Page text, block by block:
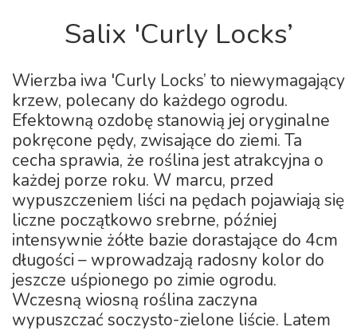
Salix 'Curly Locks’
Wierzba iwa 'Curly Locks’ to niewymagający
krzew, polecany do każdego ogrodu.
Efektowną ozdobę stanowią jej oryginalne
pokręcone pędy, zwisające do ziemi. Ta
cecha sprawia, że roślina jest atrakcyjna o
każdej porze roku. W marcu, przed
wypuszczeniem liści na pędach pojawiają się
liczne początkowo srebrne, później
intensywnie żółte bazie dorastające do 4cm
długości – wprowadzają radosny kolor do
jeszcze uśpionego po zimie ogrodu.
Wczesną wiosną roślina zaczyna
wypuszczać soczysto-zielone liście. Latem